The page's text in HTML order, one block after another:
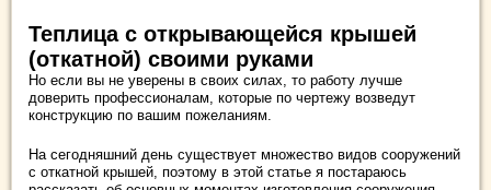
Теплица с открывающейся крышей
(откатной) своими руками
Но если вы не уверены в своих силах, то работу лучше
доверить профессионалам, которые по чертежу возведут
конструкцию по вашим пожеланиям.
На сегодняшний день существует множество видов сооружений
с откатной крышей, поэтому в этой статье я постараюсь